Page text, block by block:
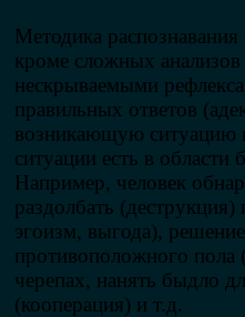
Методика
кроме сложных
нескрываемыми
правильных ответов
возникающую ситуацию
ситуации есть в
Например, человек
раздолбать
эгоизм, выгода),
противоположного пола
черепах, нанять быдло
(кооперация) и т.д.